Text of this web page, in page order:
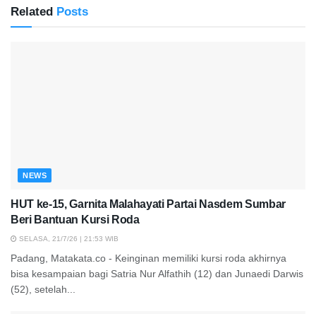
Related Posts
NEWS
HUT ke-15, Garnita Malahayati Partai Nasdem Sumbar
Beri Bantuan Kursi Roda
SELASA, 21/7/26 | 21:53 WIB
Padang, Matakata.co - Keinginan memiliki kursi roda akhirnya
bisa kesampaian bagi Satria Nur Alfathih (12) dan Junaedi Darwis
(52), setelah...